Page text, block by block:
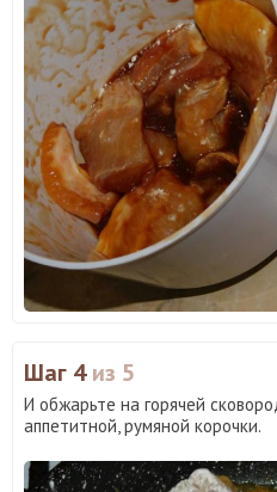
Шаг 4из 5
И обжарьте на горячей
аппетитной, румяной корочки.